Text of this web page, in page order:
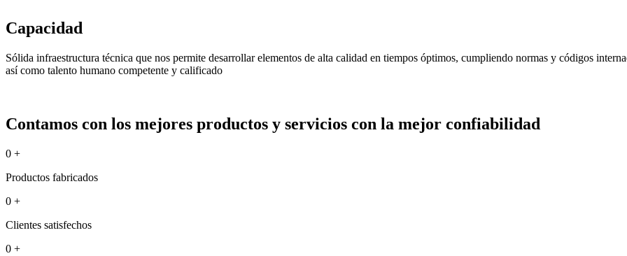
Capacidad
Sólida infraestructura técnica que nos permite desarrollar elementos de alta calidad en tiempos óptimos, cumpliendo normas y códigos
así como talento humano competente y calificado
Contamos con los mejores productos y servicios con la mejor confiabilidad
0 +
Productos fabricados
0 +
Clientes satisfechos
0 +